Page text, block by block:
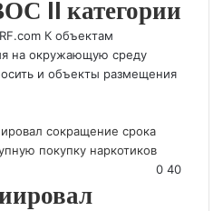
II категории
К объектам
на окружающую среду
и объекты размещения
0 40